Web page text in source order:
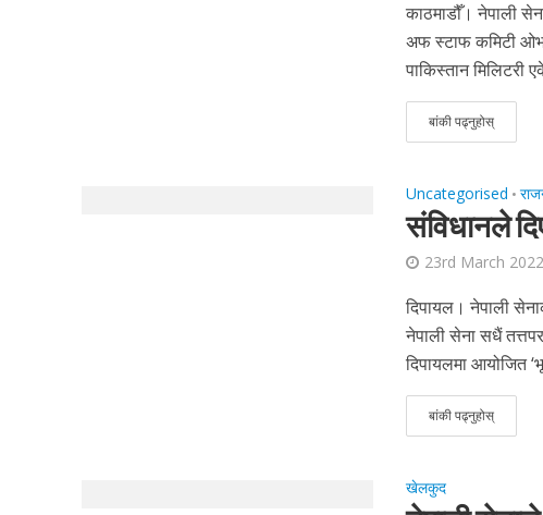
काठमाडौँ। नेपाली
अफ स्टाफ कमिटी
पाकिस्तान मिलिटरी
बांकी पढ्नुहोस्
Uncategorised •
संविधानले
23rd March 2022
दिपायल। नेपाली
नेपाली सेना सधैं
दिपायलमा आयोजित
बांकी पढ्नुहोस्
खेलकुद